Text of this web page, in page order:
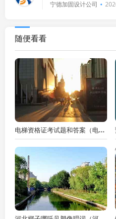
混结构承重墙恢复原
宁德加固设计公司
随便看看
电梯资格证考试题和答案（电梯资格证考试题和答案真题）